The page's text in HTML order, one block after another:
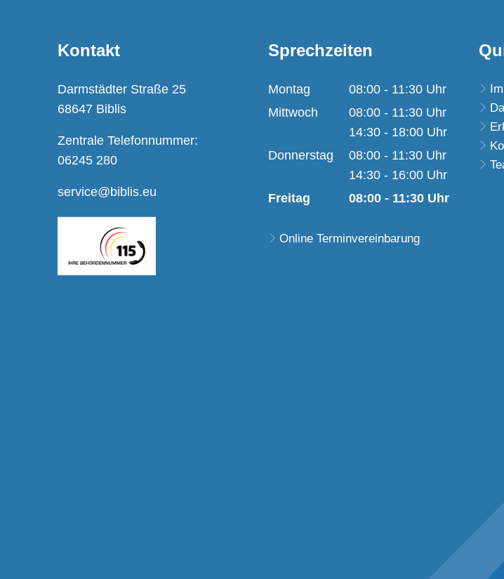
Kontakt
Darmstädter Straße 25
68647 Biblis
Zentrale Telefonnummer:
06245 280
service@biblis.eu
Sprechzeiten
Montag 08:00 - 11:30 Uhr
Von 08:00 bis 11:30 Uhr
Mittwoch 08:00 - 11:30 Uhr
Von 08:00 bis 11:30 Uhr
14:30 - 18:00 Uhr
Von 14:30 bis 18:00 Uhr
Donnerstag 08:00 - 11:30 Uhr
Von 08:00 bis 11:30 Uhr
14:30 - 16:00 Uhr
Von 14:30 bis 16:00 Uhr
Freitag 08:00 - 11:30 Uhr
Online Terminvereinbarung